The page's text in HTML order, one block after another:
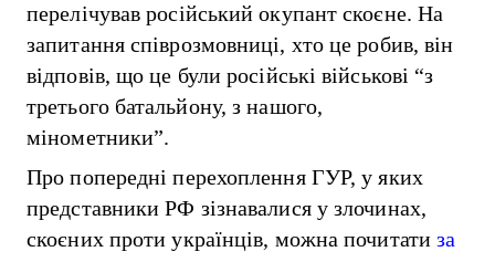
перелічував російський окупант скоєне. На
запитання співрозмовниці, хто це робив, він
відповів, що це були російські військові “з
третього батальйону, з нашого,
мінометники”.
Про попередні перехоплення ГУР, у яких
представники РФ зізнавалися у злочинах,
скоєних проти українців, можна почитатиза